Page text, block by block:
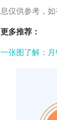
息仅供参考，
更多推荐：
一张图了解：